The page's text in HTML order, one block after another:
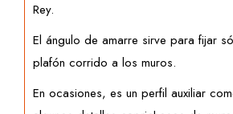
Rey.
El ángulo de amarre sirve para fijar
plafón corrido a los muros.
En ocasiones, es un perfil auxiliar